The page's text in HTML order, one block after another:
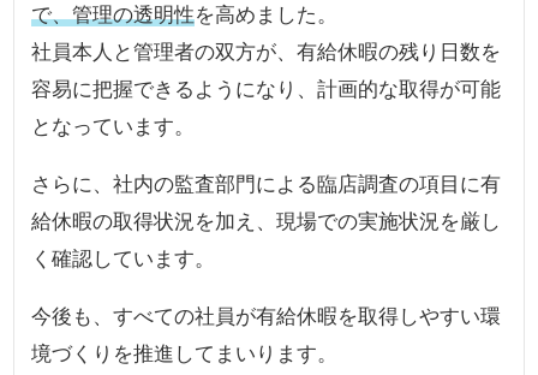
で、管理の透明性を高めました。
社員本人と管理者の双方が、有給休暇の残り日数を
容易に把握できるようになり、計画的な取得が可能
となっています。
さらに、社内の監査部門による臨店調査の項目に有
給休暇の取得状況を加え、現場での実施状況を厳し
く確認しています。
今後も、すべての社員が有給休暇を取得しやすい環
境づくりを推進してまいります。